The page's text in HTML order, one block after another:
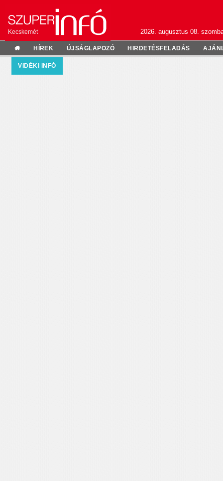
Kecskemét 2026. augusztus 08.
HÍREK ÚJSÁGLAPOZÓ HIRDETÉSFELADÁS
VIDÉKI INFÓ